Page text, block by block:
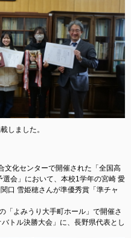
しました。
文化センターで開催された「全国高
会」において、本校1学年の宮崎 愛
口 雪姫穂さんが準優秀賞「準チャ
「よみうり大手町ホール」で開催さ
トル決勝大会」に、長野県代表とし